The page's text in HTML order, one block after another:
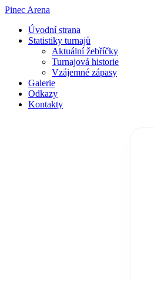
Pinec Arena
Úvodní strana
Statistiky turnajů
Aktuální žebříčky
Turnajová historie
Vzájemné zápasy
Galerie
Odkazy
Kontakty